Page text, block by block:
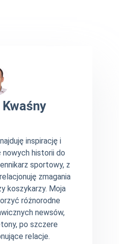
inspirację i
nowych historii do
sportowy, z
zmagania
koszykarzy. Moja
różnorodne
newsów,
po szczere
relacje.